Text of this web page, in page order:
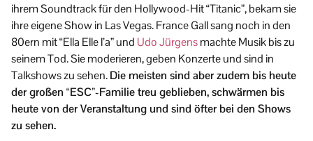
ihrem Soundtrack für den Hollywood-Hit “Titanic”, bekam sie
ihre eigene Show in Las Vegas. France Gall sang noch in den
80ern mit “Ella Elle l’a” und Udo Jürgensmachte Musik bis zu
seinem Tod. Sie moderieren, geben Konzerte und sind in
Talkshows zu sehen.Die meisten sind aber zudem bis heute
der großen “ESC”-Familie treu geblieben, schwärmen bis
heute von der Veranstaltung und sind öfter bei den Shows
zu sehen.